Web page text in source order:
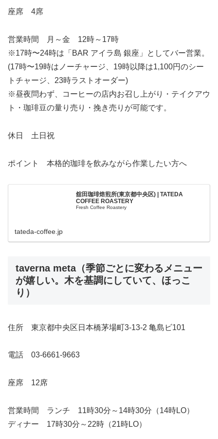
座席 4席
営業時間 月～金 12時～17時
※17時〜24時は「BAR アイラ島 銀座」としてバー営業。
(17時〜19時はノーチャージ、19時以降は1,100円のシー
トチャージ、23時ラストオーダー)
※昼夜問わず、コーヒーの店内お召し上がり・テイクアウ
ト・珈琲豆の量り売り・挽き売りが可能です。
休日 土日祝
ポイント 本格的珈琲を飲みながら作業したい方へ
舘田珈琲焙煎所(東京都中央区) | TATEDA
COFFEE ROASTERY
Fresh Coffee Roastery
tateda-coffee.jp
taverna meta（季節ごとに変わるメニュー
が嬉しい。木を基調にしていて、ほっこ
り）
住所 東京都中央区日本橋茅場町3-13-2 亀島ビ101
電話 03-6661-9663
座席 12席
営業時間 ランチ 11時30分～14時30分（14時LO）
ディナー 17時30分～22時（21時LO）